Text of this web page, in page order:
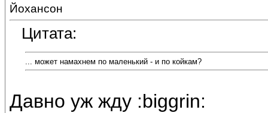
Йохансон
Цитата:
... может намахнем по маленький - и по койкам?
Давно уж жду :biggrin: